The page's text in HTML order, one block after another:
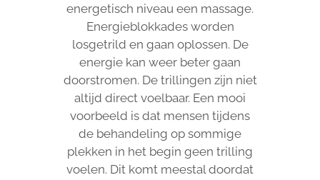
energetisch niveau een massage.
Energieblokkades worden
losgetrild en gaan oplossen. De
energie kan weer beter gaan
doorstromen. De trillingen zijn niet
altijd direct voelbaar. Een mooi
voorbeeld is dat mensen tijdens
de behandeling op sommige
plekken in het begin geen trilling
voelen. Dit komt meestal doordat